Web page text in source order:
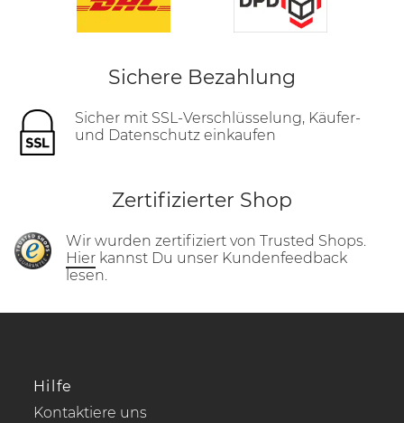
Sichere Bezahlung
Sicher mit SSL-Verschlüsselung, Käufer-
und Datenschutz einkaufen
Zertifizierter Shop
Wir wurden zertifiziert von Trusted Shops.
Hier kannst Du unser Kundenfeedback
lesen.
Hilfe
Kontaktiere uns